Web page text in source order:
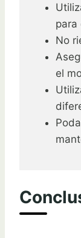
para
No
el